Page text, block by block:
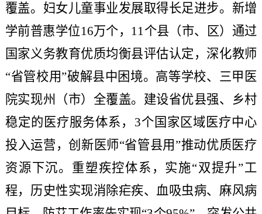
覆盖。妇女儿童事业发展取得长足进步。新增
学前普惠学位16万个，11个县（市、区）通过
国家义务教育优质均衡县评估认定，深化教师
“省管校用”破解县中困境。高等学校、三甲医
院实现州（市）全覆盖。建设省优县强、乡村
稳定的医疗服务体系，3个国家区域医疗中心
投入运营，创新医师“省管县用”推动优质医疗
资源下沉。重塑疾控体系，实施“双提升”工
程，历史性实现消除疟疾、血吸虫病、麻风病